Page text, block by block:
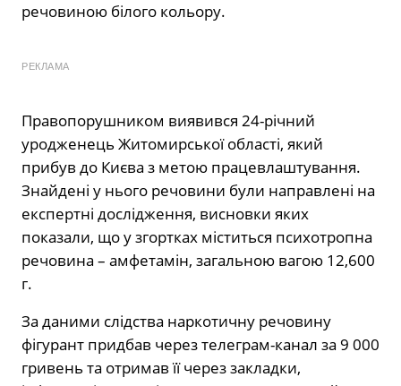
речовиною білого кольору.
РЕКЛАМА
Правопорушником виявився 24-річний
уродженець Житомирської області, який
прибув до Києва з метою працевлаштування.
Знайдені у нього речовини були направлені на
експертні дослідження, висновки яких
показали, що у згортках міститься психотропна
речовина – амфетамін, загальною вагою 12,600
г.
За даними слідства наркотичну речовину
фігурант придбав через телеграм-канал за 9 000
гривень та отримав її через закладки,